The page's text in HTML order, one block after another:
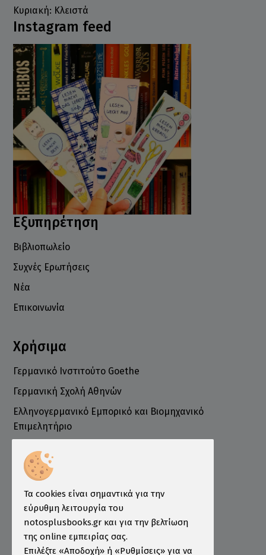
Κυριακή: Κλειστά
Instagram feed
Εξυπηρέτηση
Βιβλιοπωλείο
Συχνές Ερωτήσεις
Νέα
Επικοινωνία
Χρήσιμα
Γερμανικό Ινστιτούτο Goethe
Γερμανική Σχολή Αθηνών
Ελληνογερμανικό Εμπορικό και Βιομηχανικό
Επιμελητήριο
Πληροφορίες
Τρόποι Πληρωμής
Τρόποι Αποστολής
Εγγύηση - Επιστροφές
Τα cookies είναι σημαντικά για την
εύρυθμη λειτουργία του
notosplusbooks.gr και για την βελτίωση
της online εμπειρίας σας.
Επιλέξτε «Αποδοχή» ή «Ρυθμίσεις» για να